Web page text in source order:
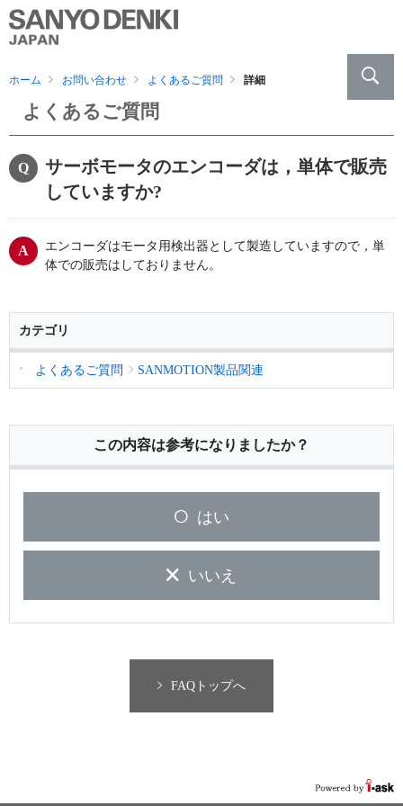
ホーム お問い合わせ よくあるご質問 詳細
よくあるご質問
サーボモータのエンコーダは，単体で販売
していますか?
エンコーダはモータ用検出器として製造していますので，単
体での販売はしておりません。
カテゴリ
よくあるご質問 SANMOTION製品関連
この内容は参考になりましたか？
はい
いいえ
FAQトップへ